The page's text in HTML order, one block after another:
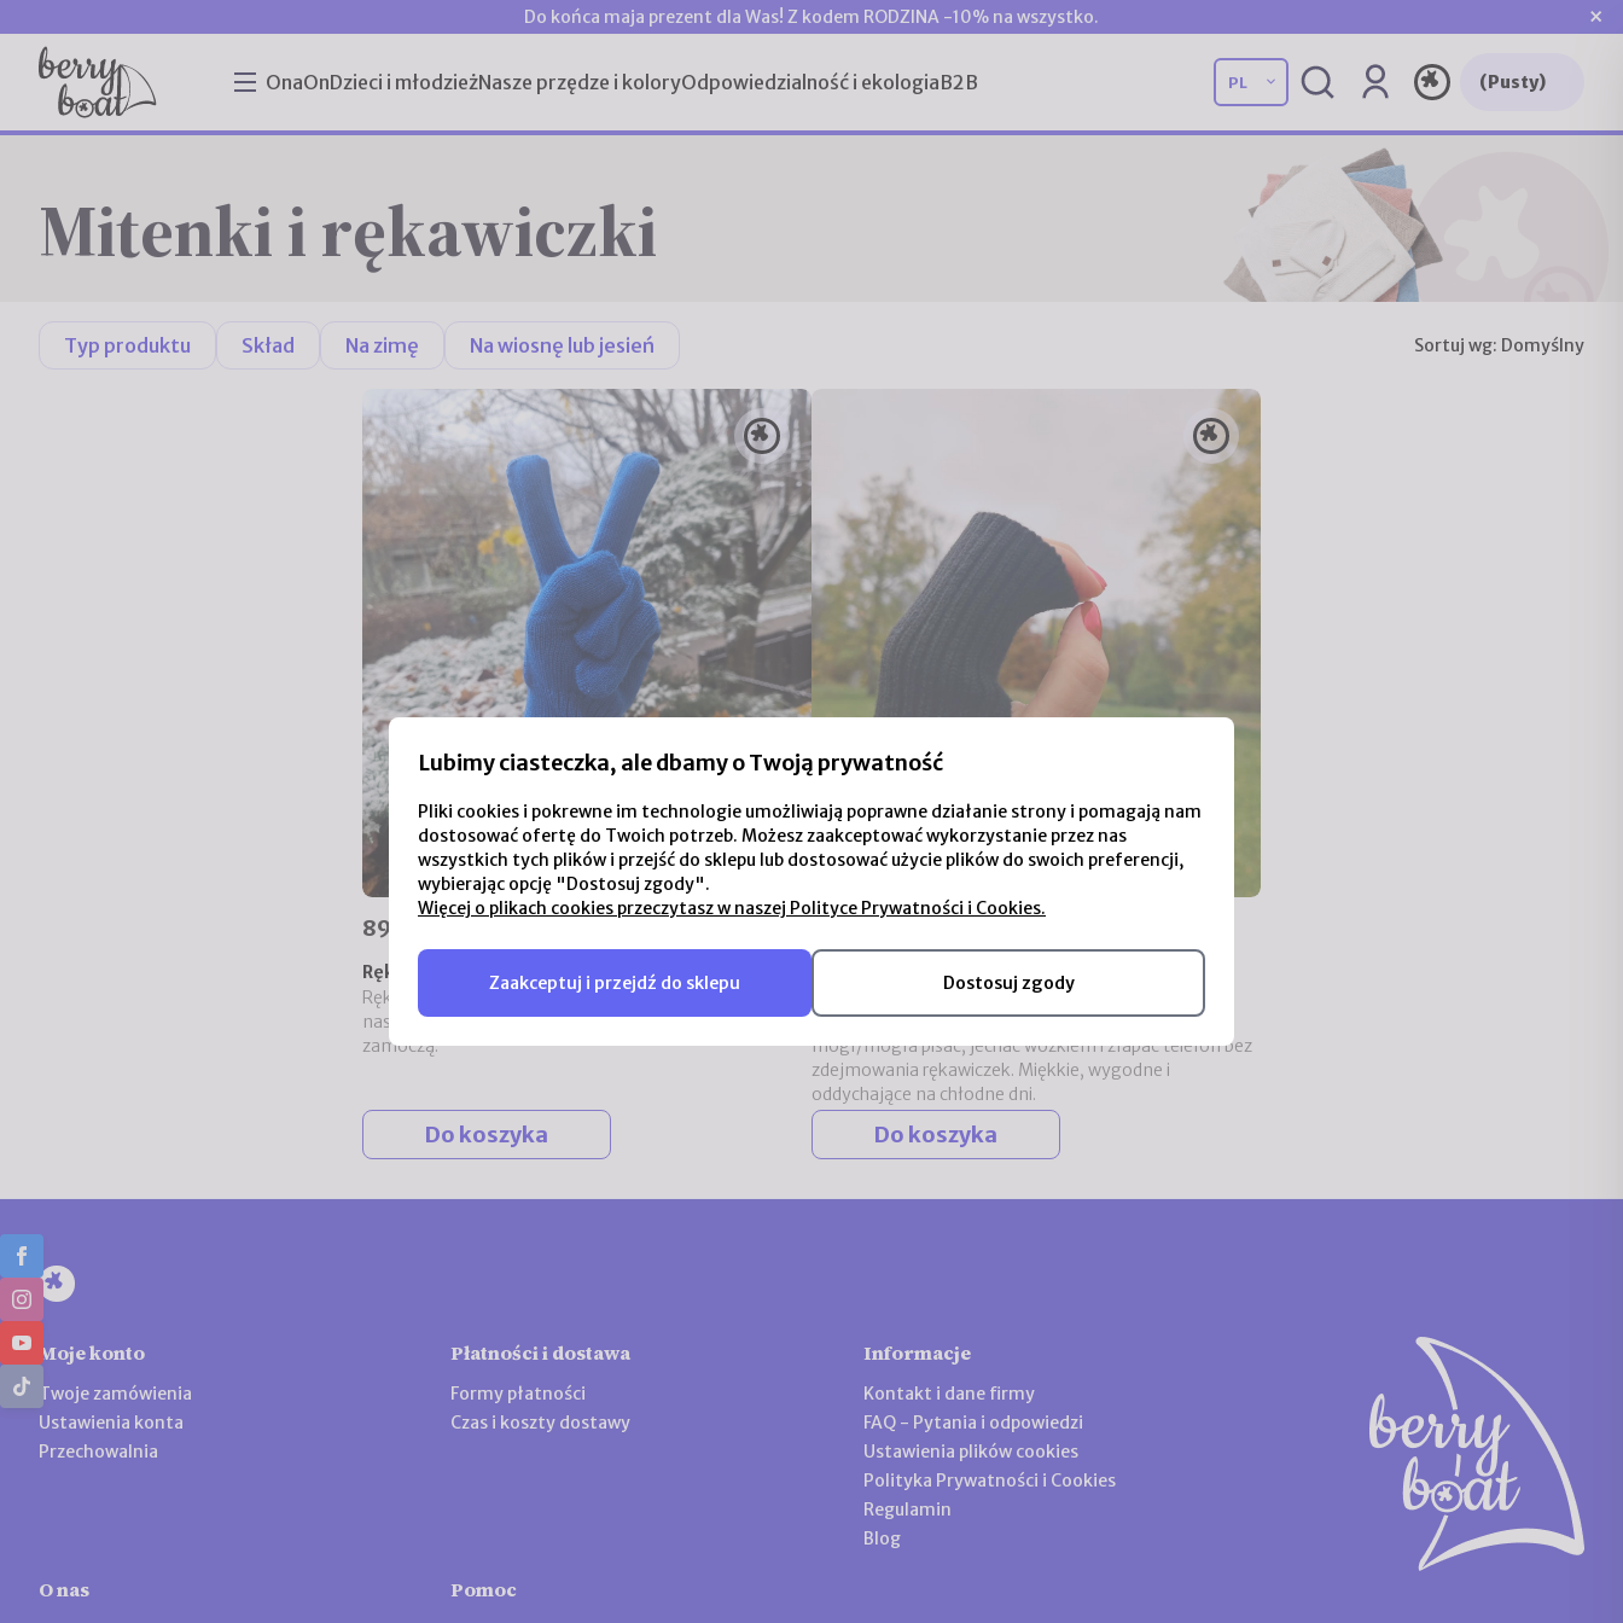
Do końca maja prezent dla Was! Z kodem RODZINA -10% na wszystko. ×
OnaOnDzieci i młodzieżNasze przędze i koloryOdpowiedzialność i ekologiaB2B (Pusty)
Mitenki i rękawiczki
Skład Na zimę Na wiosnę lub jesień
Typ produktu Sortuj wg: Domyślny
89,00 zł
Rękawiczki z wełny merino dla dorosłych
Rękawiczki 100% merino. Pasujące do wszystkich
naszych zestawów z merino. Ciepłe nawet jak się
zamoczą.
Do koszyka
Mitenki - prawie rękawiczki z merino
Ciepłe mitenki z wełny merino bez palców. Otulają
dłonie i nadgarstki, a palce zostają wolne — żebyś
mógł/mogła pisać, jechać wózkiem i złapać telefon bez
zdejmowania rękawiczek. Miękkie, wygodne i
oddychające na chłodne dni.
Do koszyka
Moje konto
Twoje zamówienia
Ustawienia konta
Przechowalnia
Płatności i dostawa
Formy płatności
Czas i koszty dostawy
Informacje
Kontakt i dane firmy
FAQ - Pytania i odpowiedzi
Ustawienia plików cookies
Polityka Prywatności i Cookies
Regulamin
Blog
O nas Pomoc
Lubimy ciasteczka, ale dbamy o Twoją prywatność
Pliki cookies i pokrewne im technologie umożliwiają poprawne działanie strony i pomagają nam
dostosować ofertę do Twoich potrzeb. Możesz zaakceptować wykorzystanie przez nas
wszystkich tych plików i przejść do sklepu lub dostosować użycie plików do swoich preferencji,
wybierając opcję "Dostosuj zgody".
Więcej o plikach cookies przeczytasz w naszej Polityce Prywatności i Cookies.
Zaakceptuj i przejdź do sklepu Dostosuj zgody